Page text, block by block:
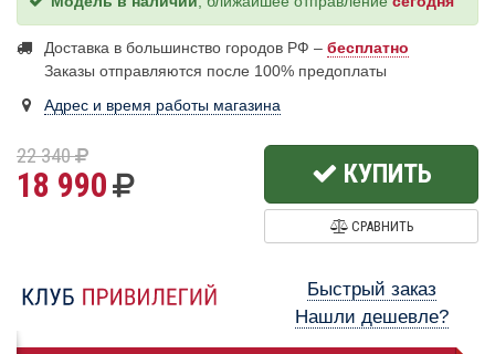
Доставка в большинство городов РФ – бесплатно
Заказы отправляются после 100% предоплаты
Адрес и время работы магазина
22 340
18 990 КУПИТЬ
СРАВНИТЬ
Быстрый заказ
Нашли дешевле?